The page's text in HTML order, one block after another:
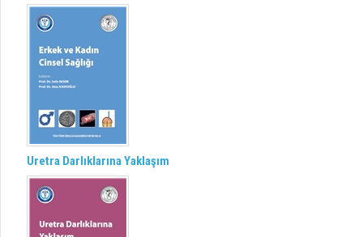
Uretra Darlıklarına Yaklaşım